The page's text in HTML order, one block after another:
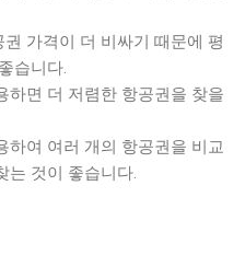
가격이 더 비싸기 때문에 평
습니다.
하면 더 저렴한 항공권을 찾을
하여 여러 개의 항공권을 비교
는 것이 좋습니다.